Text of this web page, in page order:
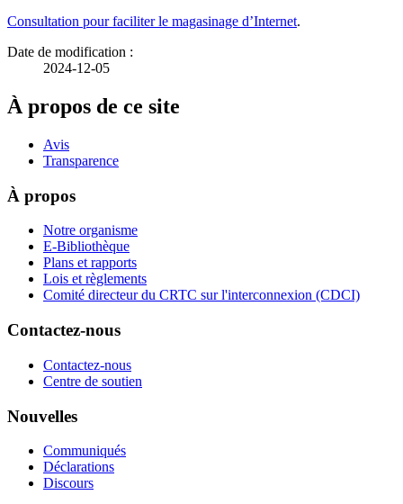
Consultation pour faciliter le magasinage d’Internet.
Date de modification :
2024-12-05
À propos de ce site
Avis
Transparence
À propos
Notre organisme
E-Bibliothèque
Plans et rapports
Lois et règlements
Comité directeur du CRTC sur l'interconnexion (CDCI)
Contactez-nous
Contactez-nous
Centre de soutien
Nouvelles
Communiqués
Déclarations
Discours